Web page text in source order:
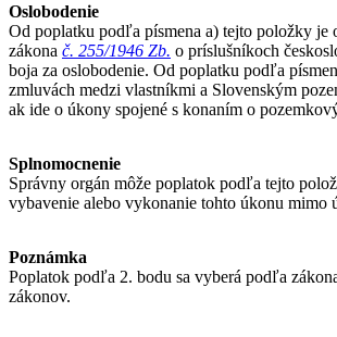
Oslobodenie
Od poplatku podľa písmena a) tejto položky je
zákona č. 255/1946 Zb. o príslušníkoch
boja za oslobodenie. Od poplatku podľa
zmluvách medzi vlastníkmi a Slovenským
ak ide o úkony spojené s konaním o
Splnomocnenie
Správny orgán môže poplatok podľa tejto
vybavenie alebo vykonanie tohto úkonu mimo
Poznámka
Poplatok podľa 2. bodu sa vyberá podľa
zákonov.